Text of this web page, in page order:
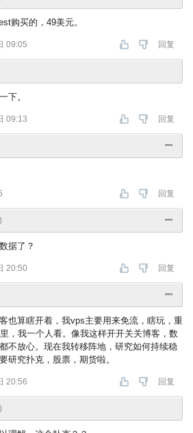
购买的，49美元。
09:05 回复
下。
09:13 回复
回复
据了？
20:50 回复
也算瞎开着，我vps主要用来免流，瞎玩，重
，我一个人看。像我这样开开关关博客，数
不放心。现在我转移阵地，研究如何持续稳
研究扑克，股票，期货啦。
20:56 回复